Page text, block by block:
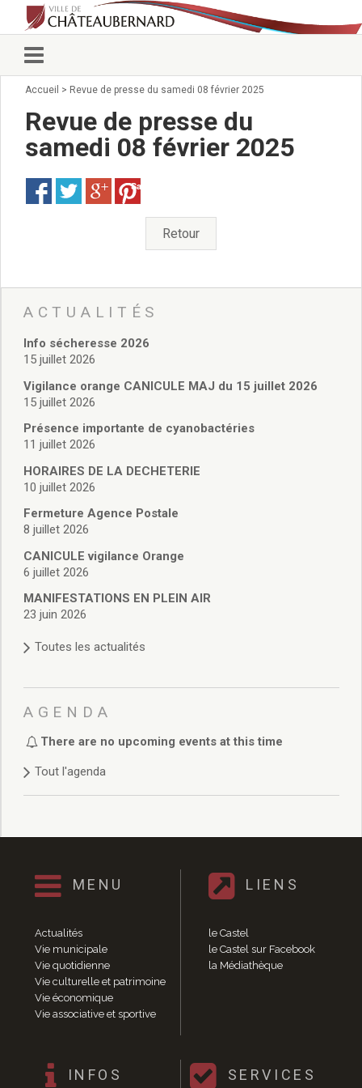
Vie municipale
Conseillers municipaux
Commissions 2026
Arrêtés du Maire
Services municipaux
Pour venir nous voir
administratives
Services Techniques
Affaires Scolaires
Vie associative
Police Municipale/règlementation
Cimetière/réglementation funéraire
Services en ligne
Licences boissons
Cadastre
Actes d’état civil
Budget de Fonctionnement
Budget d’Investissement
Conseils municipaux
Règlement du conseil municipal
Délibérations 2025
Délibérations 2022
Délibérations 2021
Délibérations 2020
Délibérations 2019
Délibérations 2018
Délibérations 2014
Délibérations 2013
Délibérations 2011
Délibérations 2010
Délibérations 2009
Délibérations 2008
Agenda réunions publiques
Marchés publics
Vie quotidienne
Accueil > Revue de presse du samedi 08 février 2025
Revue de presse du
samedi 08 février 2025
Save
Retour
ACTUALITÉS
Info sécheresse 2026
15 juillet 2026
Vigilance orange CANICULE MAJ du 15 juillet 2026
15 juillet 2026
Présence importante de cyanobactéries
11 juillet 2026
HORAIRES DE LA DECHETERIE
10 juillet 2026
Fermeture Agence Postale
8 juillet 2026
CANICULE vigilance Orange
6 juillet 2026
MANIFESTATIONS EN PLEIN AIR
23 juin 2026
Toutes les actualités
AGENDA
There are no upcoming events at this time
Tout l'agenda
MENU
Actualités
Vie municipale
Vie quotidienne
Vie culturelle et patrimoine
Vie économique
Vie associative et sportive
LIENS
le Castel
le Castel sur Facebook
la Médiathèque
INFOS SERVICES